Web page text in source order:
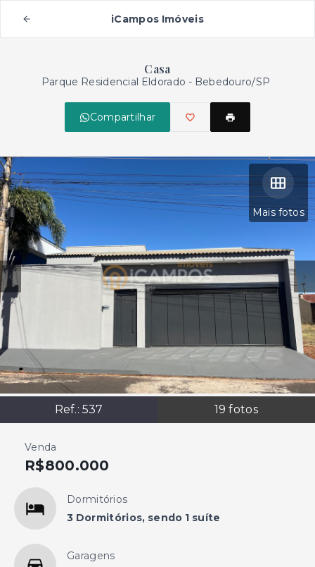
iCampos Imóveis
Casa
Parque Residencial Eldorado - Bebedouro/SP
Compartilhar
Mais fotos
Ref.: 537 19 fotos
Venda
R$800.000
Dormitórios
3 Dormitórios, sendo 1 suíte
Garagens